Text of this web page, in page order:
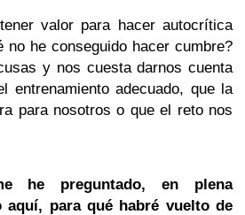
valor para hacer autocrítica
he conseguido hacer cumbre?
y nos cuesta darnos cuenta
entrenamiento adecuado, que la
para nosotros o que el reto nos
he preguntado, en plena
aquí, para qué habré vuelto de